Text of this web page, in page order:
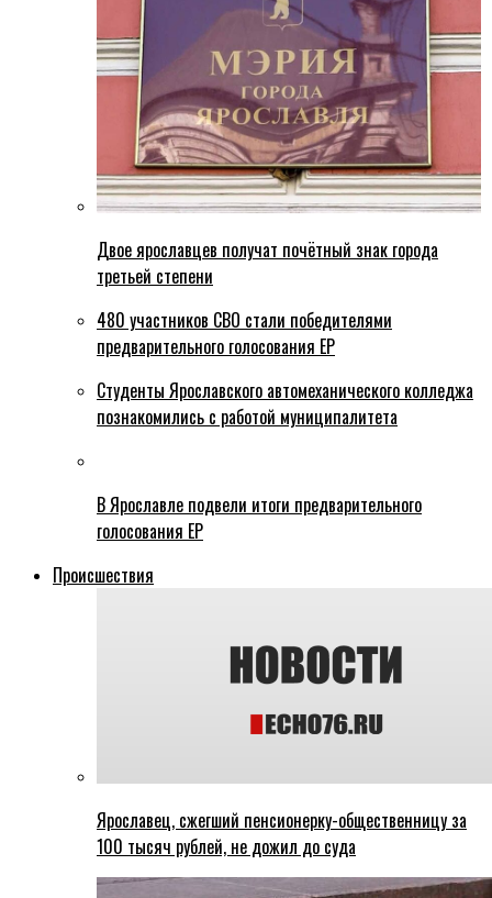
Двое ярославцев получат почётный знак города
третьей степени
480 участников СВО стали победителями
предварительного голосования ЕР
Студенты Ярославского автомеханического колледжа
познакомились с работой муниципалитета
В Ярославле подвели итоги предварительного
голосования ЕР
Происшествия
Ярославец, сжегший пенсионерку-общественницу за
100 тысяч рублей, не дожил до суда